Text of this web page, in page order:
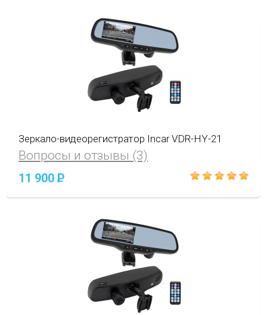
Зеркало-видеорегистратор Incar VDR-HY-21
Вопросы и отзывы (3)
11 900P